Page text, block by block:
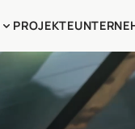
PROJEKTE